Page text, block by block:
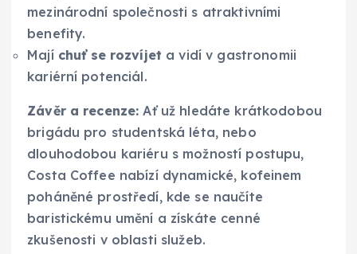
mezinárodní společnosti s atraktivními
benefity.
Mají chuť se rozvíjet a vidí v gastronomii
kariérní potenciál.
Závěr a recenze: Ať už hledáte krátkodobou
brigádu pro studentská léta, nebo
dlouhodobou kariéru s možností postupu,
Costa Coffee nabízí dynamické, kofeinem
poháněné prostředí, kde se naučíte
baristickému umění a získáte cenné
zkušenosti v oblasti služeb.